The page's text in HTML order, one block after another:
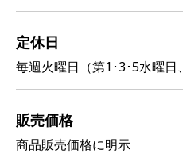
定休日
毎週火曜日（第1･3･5水曜日
販売価格
商品販売価格に明示